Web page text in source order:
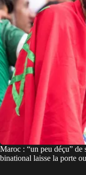
Maroc : “un peu déçu” de
binational laisse la porte